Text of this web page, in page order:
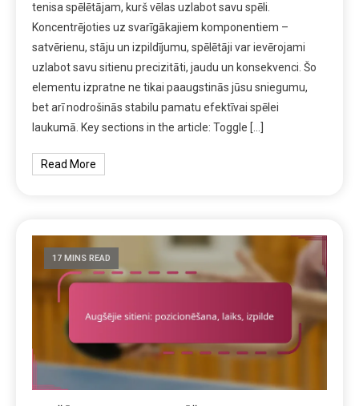
tenisa spēlētājam, kurš vēlas uzlabot savu spēli.
Koncentrējoties uz svarīgākajiem komponentiem –
satvērienu, stāju un izpildījumu, spēlētāji var ievērojami
uzlabot savu sitienu precizitāti, jaudu un konsekvenci. Šo
elementu izpratne ne tikai paaugstinās jūsu sniegumu,
bet arī nodrošinās stabilu pamatu efektīvai spēlei
laukumā. Key sections in the article: Toggle […]
Read More
17 MINS READ